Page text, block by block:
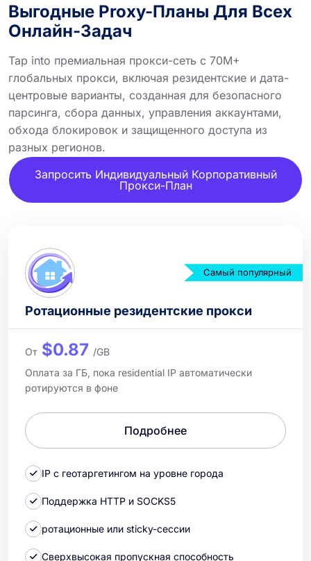
Выгодные Proxy-Планы Для Всех
Онлайн-Задач
Tap into премиальная прокси-сеть с 70M+
глобальных прокси, включая резидентские и дата-
центровые варианты, созданная для безопасного
парсинга, сбора данных, управления аккаунтами,
обхода блокировок и защищенного доступа из
разных регионов.
Запросить Индивидуальный Корпоративный
Прокси-План
Самый популярный
Ротационные резидентские прокси
От $0.87 /GB
Оплата за ГБ, пока residential IP автоматически
ротируются в фоне
Подробнее
IP с геотаргетингом на уровне города
Поддержка HTTP и SOCKS5
ротационные или sticky-сессии
Сверхвысокая пропускная способность